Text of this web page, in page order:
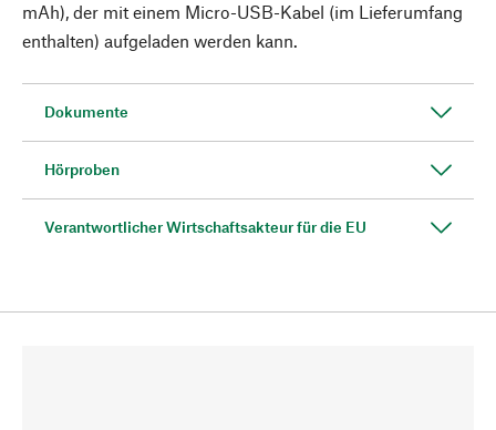
mAh), der mit einem Micro-USB-Kabel (im Lieferumfang
enthalten) aufgeladen werden kann.
Dokumente
Hörproben
Verantwortlicher Wirtschaftsakteur für die EU